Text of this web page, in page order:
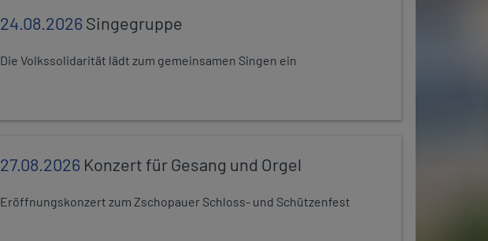
24.08.2026Singegruppe
Die Volkssolidarität lädt zum gemeinsamen Singen ein
27.08.2026 Konzert für Gesang und Orgel
Eröffnungskonzert zum Zschopauer Schloss- und Schützenfest